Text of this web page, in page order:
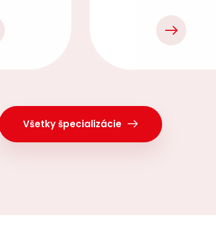
Všetky špecializácie